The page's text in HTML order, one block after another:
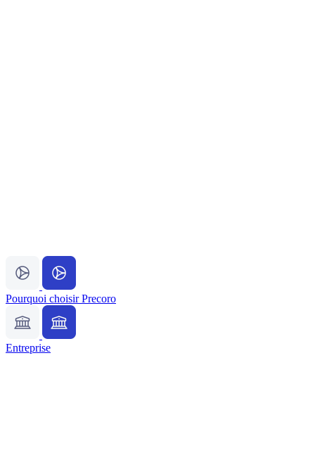
Pourquoi choisir Precoro
Entreprise